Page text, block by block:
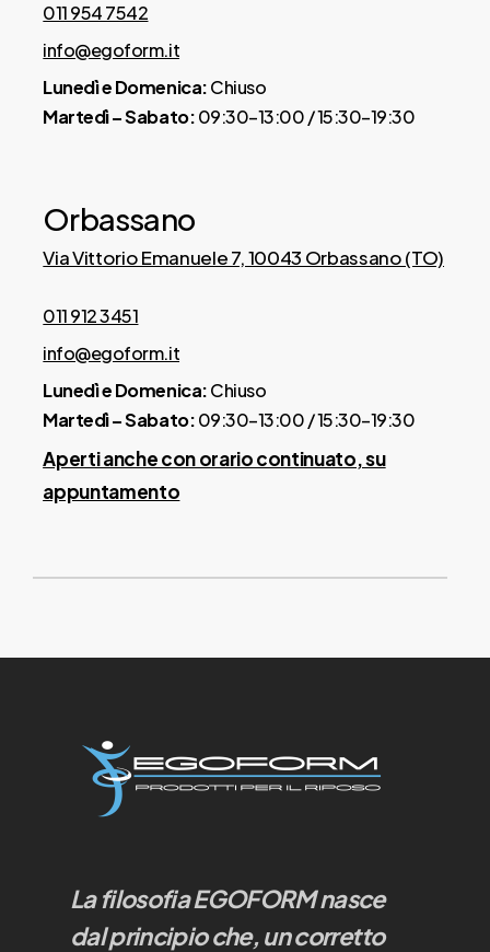
011 954 7542
info@egoform.it
Lunedì e Domenica:Chiuso
Martedì – Sabato:09:30–13:00 / 15:30–19:30
Orbassano
Via Vittorio Emanuele 7, 10043 Orbassano (TO)
011 912 3451
info@egoform.it
Lunedì e Domenica:Chiuso
Martedì – Sabato:09:30–13:00 / 15:30–19:30
Aperti anche con orario continuato, su
appuntamento
La filosofia EGOFORM nasce
dal principio che, un corretto